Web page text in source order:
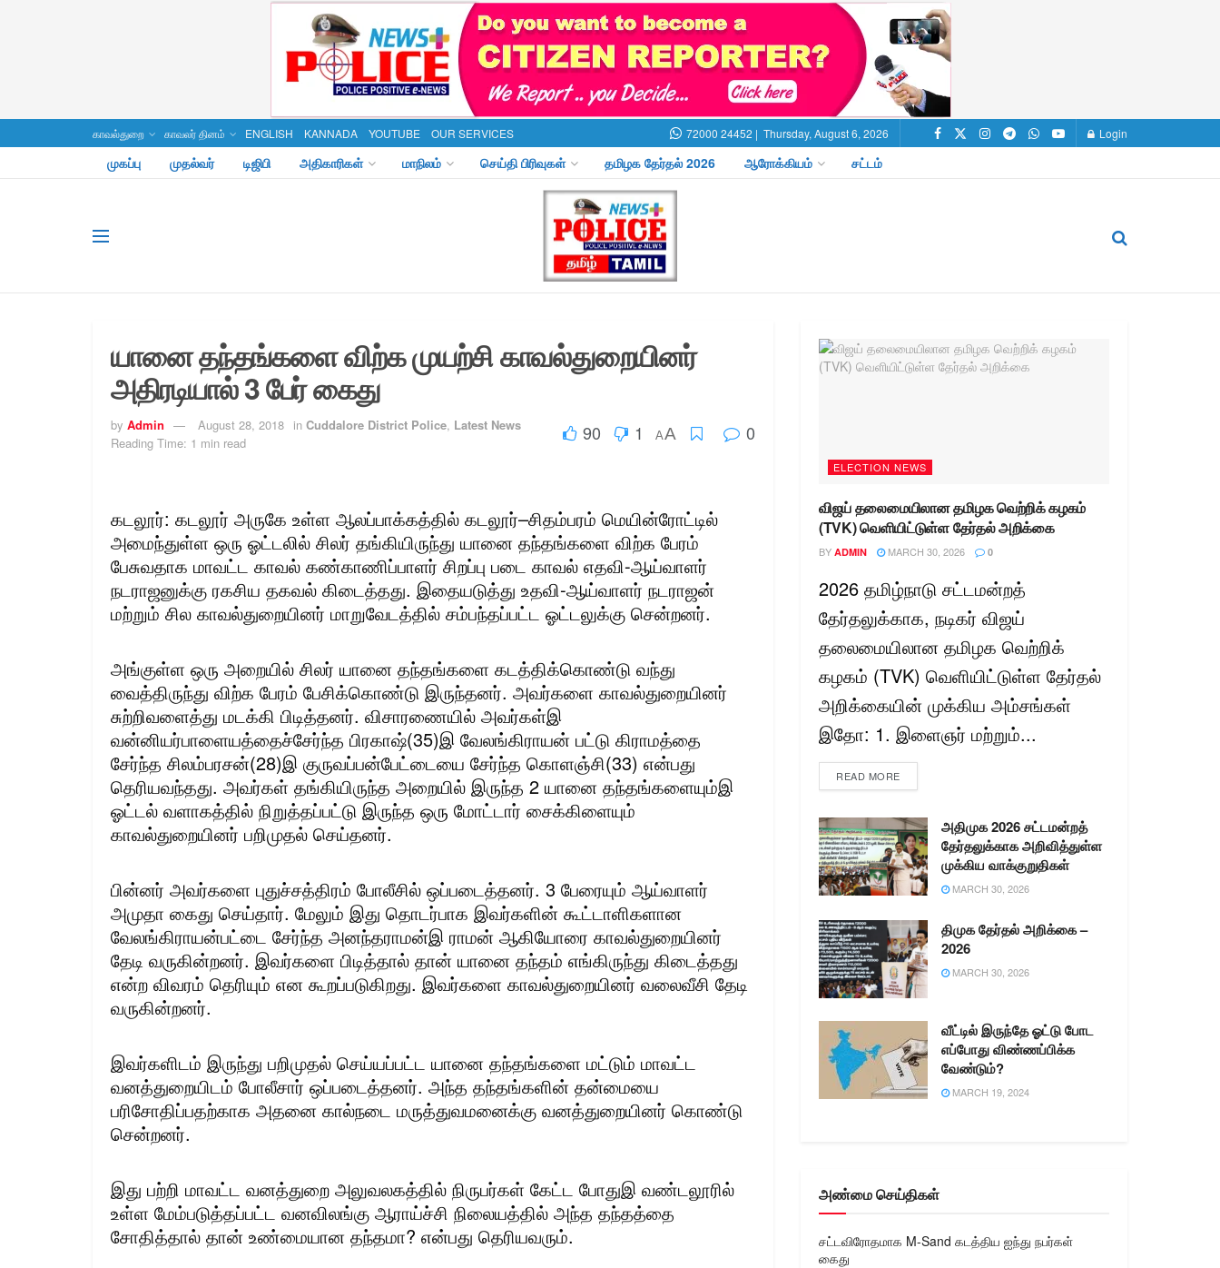
காவல்துறை காவலர் தினம் ENGLISH KANNADA YOUTUBE OUR SERVICES 72000 24452 | Thursday, August 6, 2026 Login
முகப்பு முதல்வர் டிஜிபி அதிகாரிகள் மாநிலம் செய்தி பிரிவுகள் தமிழக தேர்தல் 2026 ஆரோக்கியம் சட்டம்
யானை தந்தங்களை விற்க முயற்சி காவல்துறையினர்
அதிரடியால் 3 பேர் கைது
by Admin August 28, 2018 in Cuddalore District Police, Latest News
Reading Time: 1 min read
90 1 AA 0
கடலூர்: கடலூர் அருகே உள்ள ஆலப்பாக்கத்தில் கடலூர்–சிதம்பரம் மெயின்ரோட்டில்
அமைந்துள்ள ஒரு ஓட்டலில் சிலர் தங்கியிருந்து யானை தந்தங்களை விற்க பேரம்
பேசுவதாக மாவட்ட காவல் கண்காணிப்பாளர் சிறப்பு படை காவல் எதவி-ஆய்வாளர்
நடராஜனுக்கு ரகசிய தகவல் கிடைத்தது. இதையடுத்து உதவி-ஆய்வாளர் நடராஜன்
மற்றும் சில காவல்துறையினர் மாறுவேடத்தில் சம்பந்தப்பட்ட ஓட்டலுக்கு சென்றனர்.
அங்குள்ள ஒரு அறையில் சிலர் யானை தந்தங்களை கடத்திக்கொண்டு வந்து
வைத்திருந்து விற்க பேரம் பேசிக்கொண்டு இருந்தனர். அவர்களை காவல்துறையினர்
சுற்றிவளைத்து மடக்கி பிடித்தனர். விசாரணையில் அவர்கள்இ
வன்னியர்பாளையத்தைச்சேர்ந்த பிரகாஷ்(35)இ வேலங்கிராயன் பட்டு கிராமத்தை
சேர்ந்த சிலம்பரசன்(28)இ குருவப்பன்பேட்டையை சேர்ந்த கொளஞ்சி(33) என்பது
தெரியவந்தது. அவர்கள் தங்கியிருந்த அறையில் இருந்த 2 யானை தந்தங்களையும்இ
ஓட்டல் வளாகத்தில் நிறுத்தப்பட்டு இருந்த ஒரு மோட்டார் சைக்கிளையும்
காவல்துறையினர் பறிமுதல் செய்தனர்.
பின்னர் அவர்களை புதுச்சத்திரம் போலீசில் ஒப்படைத்தனர். 3 பேரையும் ஆய்வாளர்
அமுதா கைது செய்தார். மேலும் இது தொடர்பாக இவர்களின் கூட்டாளிகளான
வேலங்கிராயன்பட்டை சேர்ந்த அனந்தராமன்இ ராமன் ஆகியோரை காவல்துறையினர்
தேடி வருகின்றனர். இவர்களை பிடித்தால் தான் யானை தந்தம் எங்கிருந்து கிடைத்தது
என்ற விவரம் தெரியும் என கூறப்படுகிறது. இவர்களை காவல்துறையினர் வலைவீசி தேடி
வருகின்றனர்.
இவர்களிடம் இருந்து பறிமுதல் செய்யப்பட்ட யானை தந்தங்களை மட்டும் மாவட்ட
வனத்துறையிடம் போலீசார் ஒப்படைத்தனர். அந்த தந்தங்களின் தன்மையை
பரிசோதிப்பதற்காக அதனை கால்நடை மருத்துவமனைக்கு வனத்துறையினர் கொண்டு
சென்றனர்.
இது பற்றி மாவட்ட வனத்துறை அலுவலகத்தில் நிருபர்கள் கேட்ட போதுஇ வண்டலூரில்
உள்ள மேம்படுத்தப்பட்ட வனவிலங்கு ஆராய்ச்சி நிலையத்தில் அந்த தந்தத்தை
சோதித்தால் தான் உண்மையான தந்தமா? என்பது தெரியவரும்.
ELECTION NEWS
விஜய் தலைமையிலான தமிழக வெற்றிக் கழகம்
(TVK) வெளியிட்டுள்ள தேர்தல் அறிக்கை
BY ADMIN MARCH 30, 2026 0
2026 தமிழ்நாடு சட்டமன்றத்
தேர்தலுக்காக, நடிகர் விஜய்
தலைமையிலான தமிழக வெற்றிக்
கழகம் (TVK) வெளியிட்டுள்ள தேர்தல்
அறிக்கையின் முக்கிய அம்சங்கள்
இதோ: 1. இளைஞர் மற்றும்...
READ MORE
அதிமுக 2026 சட்டமன்றத்
தேர்தலுக்காக அறிவித்துள்ள
முக்கிய வாக்குறுதிகள்
MARCH 30, 2026
திமுக தேர்தல் அறிக்கை –
2026
MARCH 30, 2026
வீட்டில் இருந்தே ஓட்டு போட
எப்போது விண்ணப்பிக்க
வேண்டும்?
MARCH 19, 2024
அண்மை செய்திகள்
சட்டவிரோதமாக M-Sand கடத்திய ஐந்து நபர்கள்
கைது